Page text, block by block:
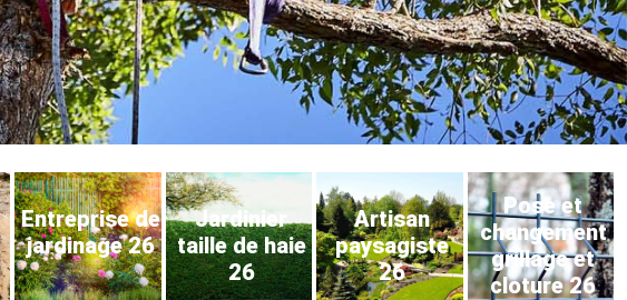
Entreprise de
jardinage 26
Jardinier
taille de haie
26
Artisan
paysagiste
26
Pose et
changement
grillage et
cloture 26